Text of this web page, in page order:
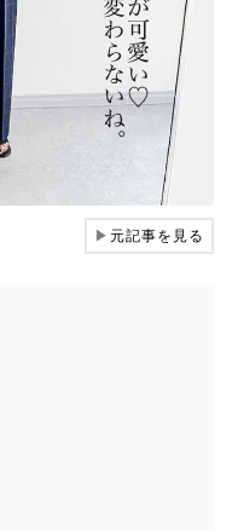
▶元記事を見る